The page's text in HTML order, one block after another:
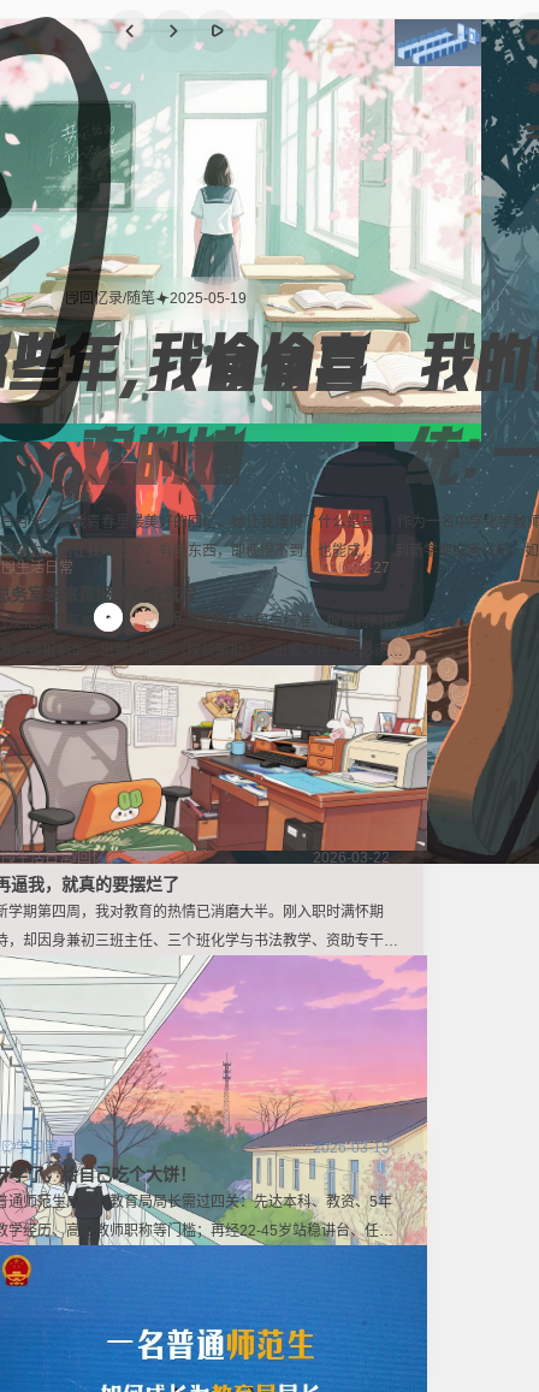
回忆录/随笔 2025-05-19
年，我偷偷喜
欢的她
月光，是我青春里最美好的回忆。她让我懂得了什么是喜
努力，也让我明白了，有些东西，即使得不到，也能成为
心底最珍贵的宝藏。
8 条评论
我
统：
的
作为一名中学化学教
到新学期或考试后，
的手工排座不仅耗时
发了一
生活日常 2026-03-27
务室差旅费报销业务流程
规范总务室差旅费报销工作，特明确流程与标准。报销材料按
旅费报销单→出差申请单（校长审批）→出差文件（非必须）
票（附原始凭证粘贴单）”顺序整理。报销单需精准填出差地
、工作内容，按标准核算车船费、住宿费等费用，附单据数如
统计。粘贴单规范填票据张数与金额，且高铁仅报二等座，金
大写用规范汉字，确保报销合规准确。
生活日常/回忆录 2026-03-22
逼我，就真的要摆烂了
学期第四周，我对教育的热情已消磨大半。刚入职时满怀期
，却因身兼初三班主任、三个班化学与书法教学、资助专干及
纳，被超负荷琐事压得喘不过气。寄宿制工作从早到晚连轴
，一周二十多节课，无暇钻研教学，成绩靠后反遭批评，如今
态渐疲，只盼少些成绩施压，守住当下状态。
学习笔记 2026-03-15
学了，给自己吃个大饼！
通师范生成长为教育局局长需过四关：先达本科、教资、5年
学经历、高级教师职称等门槛；再经22-45岁站稳讲台、任学
中层、做校级领导三阶段；后通过行政过渡、多岗锻炼、层层
拔实现从校到局的跨越；最终需兼具教育专业能力与综合协调
力，合格者约45岁，履历扎实且能力全面。